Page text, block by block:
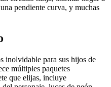
pendiente curva, y muchas
inolvidable para sus hijos de
múltiples paquetes
que elijas, incluye